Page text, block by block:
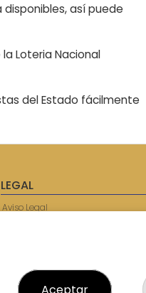
así puede
Loteria Nacional
del Estado fácilmente
LEGAL
Aviso Legal
Tienda de Lotería Nacional
Juego responsable. Solo mayores de